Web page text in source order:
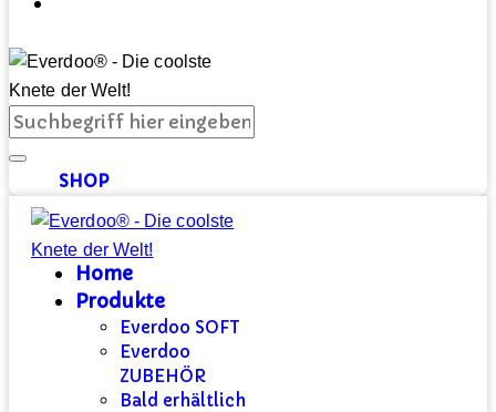
SHOP
Home
Produkte
Everdoo SOFT
Everdoo
ZUBEHÖR
Bald erhältlich